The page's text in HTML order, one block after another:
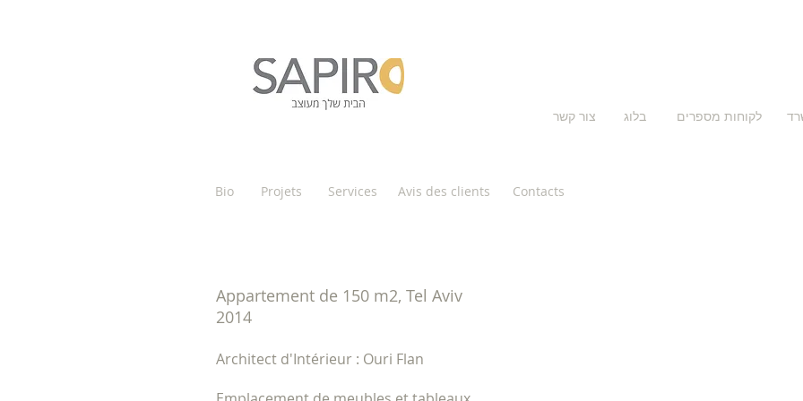
צור קשר בלוג לקוחות מספרים
Bio Projets Services Avis des clients Contacts
Appartement de 150 m2, Tel Aviv
2014
Architect d'Intérieur : Ouri Flan